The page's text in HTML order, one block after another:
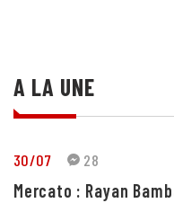
A LA UNE
30/07 28
Mercato : Rayan